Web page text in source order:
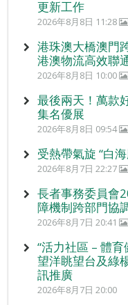
更新工作
2026年8月8日 11:28
港珠澳大橋澳門
港澳物流高效聯
2026年8月8日 10:00
最後兩天！萬款
集名優展
2026年8月8日 09:54
受熱帶氣旋 “白
2026年8月7日 22:27
長者事務委員會
障機制跨部門協
2026年8月7日 20:41
“活力社區 – 體
望洋眺望台及綠
訊推廣
2026年8月7日 20:00